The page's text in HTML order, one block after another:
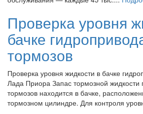
Проверка уровня
бачке
тормозов
Проверка уровня жидкости в бачке
Лада Приора Запас тормозной жидкости
тормозов находится в бачке,
тормозном цилиндре. Для контроля